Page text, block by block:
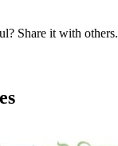
Share it with others.